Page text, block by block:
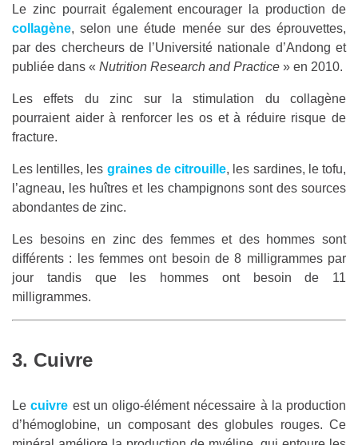
Le zinc pourrait également encourager la production de
collagène, selon une étude menée sur des éprouvettes,
par des chercheurs de l’Université nationale d’Andong et
publiée dans « Nutrition Research and Practice » en 2010.
Les effets du zinc sur la stimulation du collagène
pourraient aider à renforcer les os et à réduire risque de
fracture.
Les lentilles, les graines de citrouille, les sardines, le tofu,
l’agneau, les huîtres et les champignons sont des sources
abondantes de zinc.
Les besoins en zinc des femmes et des hommes sont
différents : les femmes ont besoin de 8 milligrammes par
jour tandis que les hommes ont besoin de 11
milligrammes.
3. Cuivre
Lecuivre est un oligo-élément nécessaire à la production
d’hémoglobine, un composant des globules rouges. Ce